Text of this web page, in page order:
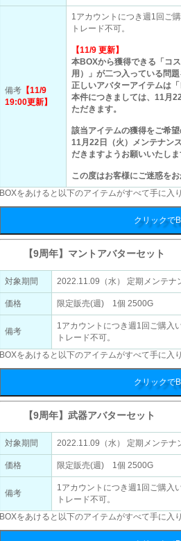
備考【11/9
19:00更新】
1アカウントにつき週1回ご購
トレード不可。
【11/9 更新】
本BOXから獲得できる「コ
用）」が二つ入っている問題
正しいアバターアイテムは
本件につきましては、11月
ただきます。
該当アイテムの獲得をご希
11月22日（火）メンテナン
だきますようお願いいたしま
この度はお客様にご迷惑を
BOXをあけると以下のアイテムがすべて手に入り
クリックで
【9周年】マントアバターセット
対象期間 2022.11.09（水） 定期メンテナ
価格 限定販売(週) 1個 2500G
備考
1アカウントにつき週1回ご購入
トレード不可。
BOXをあけると以下のアイテムがすべて手に入り
クリックで
【9周年】武器アバターセット
対象期間 2022.11.09（水） 定期メンテナ
価格 限定販売(週) 1個 2500G
備考
1アカウントにつき週1回ご購入
トレード不可。
BOXをあけると以下のアイテムがすべて手に入り